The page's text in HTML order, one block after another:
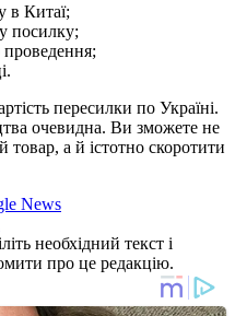
в Китаї;
посилку;
проведення;
пересилки по Україні.
очевидна. Ви зможете не
товар, а й істотно скоротити
News
необхідний текст і
про це редакцію.